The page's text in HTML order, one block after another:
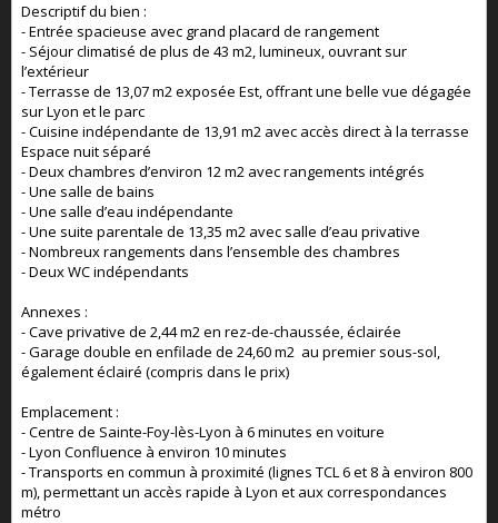
Descriptif du bien :
- Entrée spacieuse avec grand placard de rangement
- Séjour climatisé de plus de 43 m2, lumineux, ouvrant sur
l’extérieur
- Terrasse de 13,07 m2 exposée Est, offrant une belle vue dégagée
sur Lyon et le parc
- Cuisine indépendante de 13,91 m2 avec accès direct à la terrasse
Espace nuit séparé
- Deux chambres d’environ 12 m2 avec rangements intégrés
- Une salle de bains
- Une salle d’eau indépendante
- Une suite parentale de 13,35 m2 avec salle d’eau privative
- Nombreux rangements dans l’ensemble des chambres
- Deux WC indépendants
Annexes :
- Cave privative de 2,44 m2 en rez-de-chaussée, éclairée
- Garage double en enfilade de 24,60 m2 au premier sous-sol,
également éclairé (compris dans le prix)
Emplacement :
- Centre de Sainte-Foy-lès-Lyon à 6 minutes en voiture
- Lyon Confluence à environ 10 minutes
- Transports en commun à proximité (lignes TCL 6 et 8 à environ 800
m), permettant un accès rapide à Lyon et aux correspondances
métro